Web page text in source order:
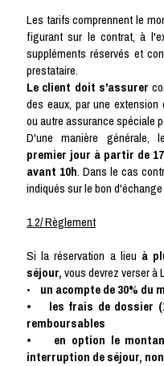
Les tarifs comprennent le
figurant sur le contrat, à
suppléments réservés et
prestataire.
Le client doit s'assurer
des eaux, par une
ou autre assurance spéciale
D'une manière générale,
premier jour à partir de
avant 10h. Dans le cas
indiqués sur le bon
1.2/ Règlement
Si la réservation a lieu à
séjour,vous devrez verser à
•
un acompte de 30%
• les frais de dossier
remboursables
• en option le
interruption de séjour,